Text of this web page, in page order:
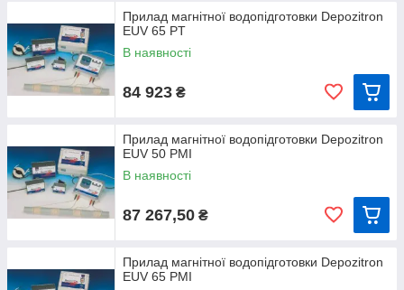
Прилад магнітної водопідготовки Depozitron
EUV 65 PT
В наявності
84 923 ₴
Прилад магнітної водопідготовки Depozitron
EUV 50 PMI
В наявності
87 267,50 ₴
Прилад магнітної водопідготовки Depozitron
EUV 65 PMI